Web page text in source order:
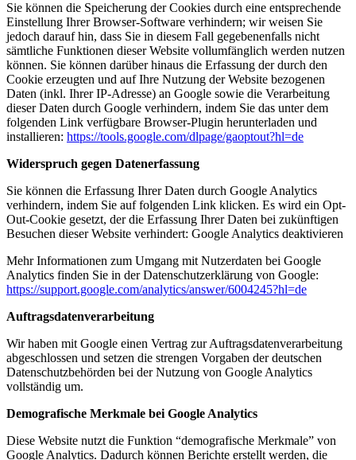
Sie können die Speicherung der Cookies durch eine entsprechende
Einstellung Ihrer Browser-Software verhindern; wir weisen Sie
jedoch darauf hin, dass Sie in diesem Fall gegebenenfalls nicht
sämtliche Funktionen dieser Website vollumfänglich werden nutzen
können. Sie können darüber hinaus die Erfassung der durch den
Cookie erzeugten und auf Ihre Nutzung der Website bezogenen
Daten (inkl. Ihrer IP-Adresse) an Google sowie die Verarbeitung
dieser Daten durch Google verhindern, indem Sie das unter dem
folgenden Link verfügbare Browser-Plugin herunterladen und
installieren: https://tools.google.com/dlpage/gaoptout?hl=de
Widerspruch gegen Datenerfassung
Sie können die Erfassung Ihrer Daten durch Google Analytics
verhindern, indem Sie auf folgenden Link klicken. Es wird ein Opt-
Out-Cookie gesetzt, der die Erfassung Ihrer Daten bei zukünftigen
Besuchen dieser Website verhindert: Google Analytics deaktivieren
Mehr Informationen zum Umgang mit Nutzerdaten bei Google
Analytics finden Sie in der Datenschutzerklärung von Google:
https://support.google.com/analytics/answer/6004245?hl=de
Auftragsdatenverarbeitung
Wir haben mit Google einen Vertrag zur Auftragsdatenverarbeitung
abgeschlossen und setzen die strengen Vorgaben der deutschen
Datenschutzbehörden bei der Nutzung von Google Analytics
vollständig um.
Demografische Merkmale bei Google Analytics
Diese Website nutzt die Funktion “demografische Merkmale” von
Google Analytics. Dadurch können Berichte erstellt werden, die